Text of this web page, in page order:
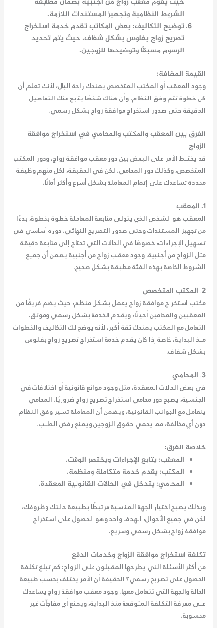
الشروط النظامية وتجهيز المستندات اللازمة.
توضيح التكاليف: بعض المكاتب تقدم خدمة استخراج
تصريح زواج بفلوس بشكل شفاف، حيث يتم تحديد
الرسوم مسبقًا وتوضيحها للزوجين.
القيمة المضافة:
وجود المعقب أو المكتب المتخصص يمنحك راحة البال، لأنك تعلم أن
كل خطوة تتم وفق النظام، وأن هناك شخصًا يتابع عنك التفاصيل
الدقيقة حتى صدور استخراج موافقة زواجبشكل رسمي.
الفرق بين المعقب والمكتب والمحامي في استخراج موافقة
الزواج
قد يختلط الأمر على البعض بين دورمعقب موافقة زواج، ودور المكتب
المتخصص، وكذلك دور المحامي. لكن في الحقيقة، لكل منهم وظيفة
محددة تساعدك على إتمام المعاملة بشكل أسرع وأكثر أمانًا.
1. المعقب
المعقب هو الشخص الذي يتولى متابعة المعاملة خطوة بخطوة، بدءًا
من تجهيز المستندات وحتى صدور التصريح النهائي. دوره أساسي في
تسهيل الإجراءات، خصوصًا في الحالات التي تحتاج إلى متابعة دقيقة
مثل الزواج من أجنبية. وجودمعقب زواج من أجنبيةيضمن أن جميع
الشروط الخاصة بهذه الفئة مطبقة بشكل صحيح.
2. المكتب المتخصص
مكتب استخراج موافقة زواجيعمل بشكل منظم، حيث يضم فريقًا من
المعقبين والمحامين أحيانًا، ويقدم الخدمة بشكل رسمي وموثق.
التعامل مع المكتب يمنحك ثقة أكبر، لأنه يوضح لك التكاليف والخطوات
منذ البداية، خاصة إذا كان يقدم خدمةاستخراج تصريح زواج بفلوس
بشكل شفاف.
3. المحامي
في بعض الحالات المعقدة، مثل وجود موانع قانونية أو اختلافات في
الجنسية، يصبح دورمحامي استخراج تصريح زواجضروريًا. المحامي
يتعامل مع الجوانب القانونية، ويضمن أن المعاملة تسير وفق النظام
دون أي مخالفة، مما يحمي حقوق الزوجين ويمنع رفض الطلب.
خلاصة الفرق:
المعقب: يتابع الإجراءات ويختصر الوقت.
المكتب: يقدم خدمة متكاملة ومنظمة.
المحامي: يتدخل في الحالات القانونية المعقدة.
وبذلك يصبح اختيار الجهة المناسبة مرتبطًا بطبيعة حالتك وظروفك،
لكن في جميع الأحوال، الهدف واحد وهو الحصول على استخراج
موافقة زواجبشكل رسمي وسريع.
تكلفة استخراج موافقة الزواج وخدمات الدفع
من أكثر الأسئلة التي يطرحها المقبلون على الزواج: كم تبلغ تكلفة
الحصول على تصريح رسمي؟ الحقيقة أن الأمر يختلف بحسب طبيعة
الحالة والجهة التي تتعامل معها. وجودمعقب موافقة زواجيساعدك
على معرفة التكلفة المتوقعة منذ البداية، ويمنع أي مفاجآت غير
محسوبة.